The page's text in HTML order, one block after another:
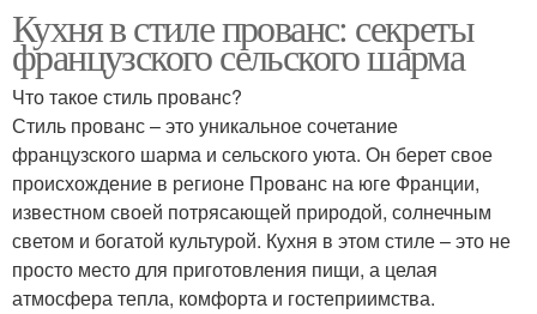
Кухня в стиле прованс: секреты
французского сельского шарма
Что такое стиль прованс?
Стиль прованс – это уникальное сочетание
французского шарма и сельского уюта. Он берет свое
происхождение в регионе Прованс на юге Франции,
известном своей потрясающей природой, солнечным
светом и богатой культурой. Кухня в этом стиле – это не
просто место для приготовления пищи, а целая
атмосфера тепла, комфорта и гостеприимства.